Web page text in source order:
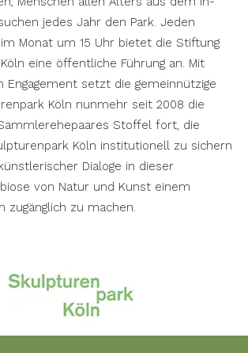
jedes Jahr den Park. Jeden
Monat um 15 Uhr bietet die Stiftung
eine öffentliche Führung an. Mit
Engagement setzt die gemeinnützige
Köln nunmehr seit 2008 die
Stoffel fort, die
Köln institutionell zu sichern
Dialoge in dieser
von Natur und Kunst einem
zugänglich zu machen.